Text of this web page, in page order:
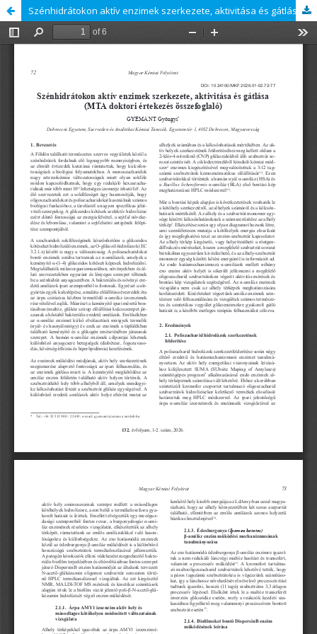
Szénhidrátokon aktív enzimek szerkezete, aktivitása és gátlása